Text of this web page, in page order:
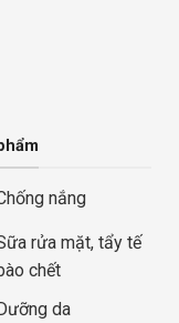
nắng
rửa mặt, tẩy tế
chết
da